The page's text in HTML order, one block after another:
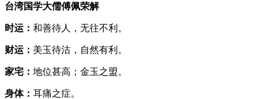
台湾国学大儒傅佩荣解
时运： 和善待人，无往不利。
财运： 美玉待沽，自然有利。
家宅： 地位甚高；金玉之盟。
身体： 耳痛之症。